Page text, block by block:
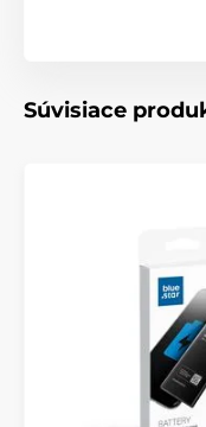
Súvisiace